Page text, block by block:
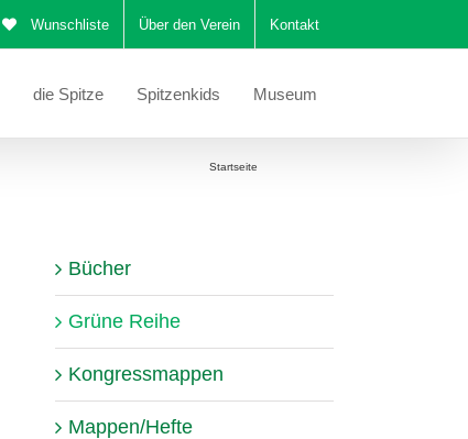
Wunschliste Über den Verein Kontakt
die Spitze Spitzenkids Museum
Startseite
Bücher
Grüne Reihe
Kongressmappen
Mappen/Hefte